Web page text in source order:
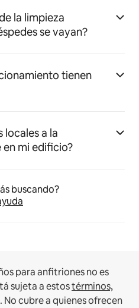
la limpieza
se vayan?
tienen
locales a la
mi edificio?
buscando?
para anfitriones no es
sujeta a estostérminos,
. No cubre a quienes ofrecen